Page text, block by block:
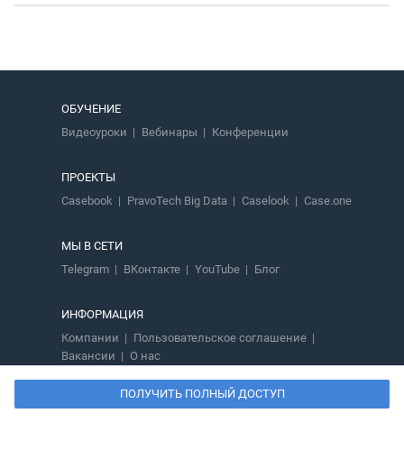
ПОЛУЧИТЬ ПОЛНЫЙ ДОСТУП
ОБУЧЕНИЕ
Видеоуроки
Вебинары Конференции
ПРОЕКТЫ
Casebook
PravoTech Big Data Caselook Case.one
МЫ В СЕТИ
Telegram
ВКонтакте YouTube Блог
ИНФОРМАЦИЯ
Компании
Пользовательское соглашение
Вакансии
О нас